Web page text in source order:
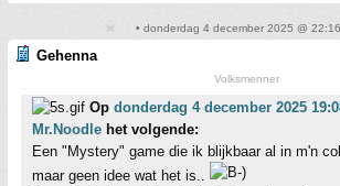
• donderdag 4 december 2025 @
Gehenna
Volksmenner
Op donderdag 4 december 2025
Mr.Noodle het volgende:
Een "Mystery" game die ik blijkbaar al in m'n
maar geen idee wat het is..